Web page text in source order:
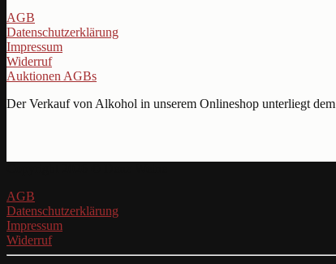
AGB
Datenschutzerklärung
Impressum
Widerruf
Auktionen AGBs
Der Verkauf von Alkohol in unserem Onlineshop unterliegt
AGB
Datenschutzerklärung
Impressum
Widerruf